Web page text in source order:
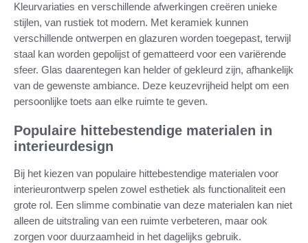
Kleurvariaties en verschillende afwerkingen creëren unieke
stijlen, van rustiek tot modern. Met keramiek kunnen
verschillende ontwerpen en glazuren worden toegepast, terwijl
staal kan worden gepolijst of gematteerd voor een variërende
sfeer. Glas daarentegen kan helder of gekleurd zijn, afhankelijk
van de gewenste ambiance. Deze keuzevrijheid helpt om een
persoonlijke toets aan elke ruimte te geven.
Populaire hittebestendige materialen in
interieurdesign
Bij het kiezen van populaire hittebestendige materialen voor
interieurontwerp spelen zowel esthetiek als functionaliteit een
grote rol. Een slimme combinatie van deze materialen kan niet
alleen de uitstraling van een ruimte verbeteren, maar ook
zorgen voor duurzaamheid in het dagelijks gebruik.